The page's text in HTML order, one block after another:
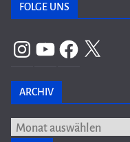
FOLGE UNS
InstagramYouTubeFacebook
X
ARCHIV
Archiv